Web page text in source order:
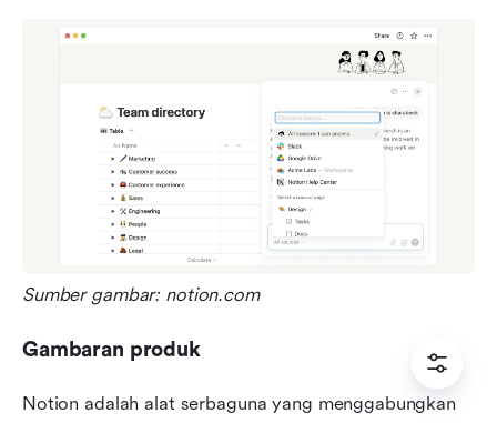
Sumber gambar: notion.com
Gambaran produk
Notion adalah alat serbaguna yang menggabungkan